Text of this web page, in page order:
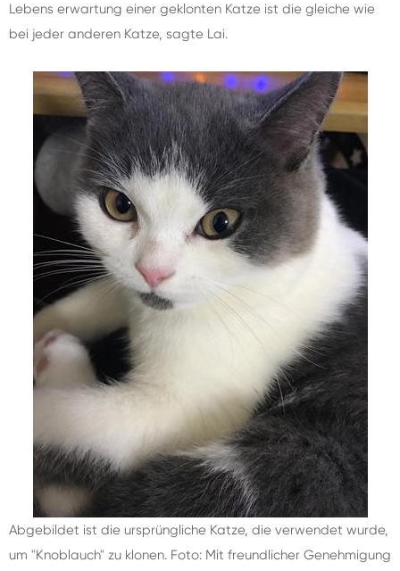
Lebens erwartung einer geklonten Katze ist die gleiche wie
bei jeder anderen Katze, sagte Lai.
Abgebildet ist die ursprüngliche Katze, die verwendet wurde,
um "Knoblauch" zu klonen. Foto: Mit freundlicher Genehmigung